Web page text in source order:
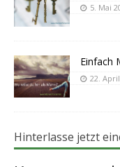
5. Mai
Einfach
22.
Hinterlasse jetzt